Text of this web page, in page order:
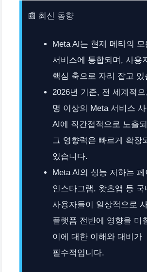
📰 최신 동향
Meta AI는 현재 메타의
서비스에 통합되며, 사용
핵심 축으로 자리 잡고 있
2026년 기준, 전 세계적
명 이상의 Meta 서비스
AI에 직간접적으로 노출
그 영향력은 빠르게 확장
있습니다.
Meta AI의 성능 저하는
인스타그램, 왓츠앱 등 국
사용자들이 일상적으로
플랫폼 전반에 영향을 미
이에 대한 이해와 대비가
필수적입니다.